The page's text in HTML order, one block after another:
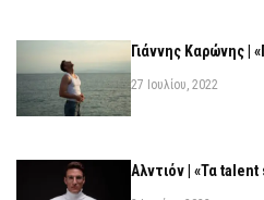
Γιάννης Καρώνης |
27 Ιουλίου, 2022
Αλντιόν | «Τα